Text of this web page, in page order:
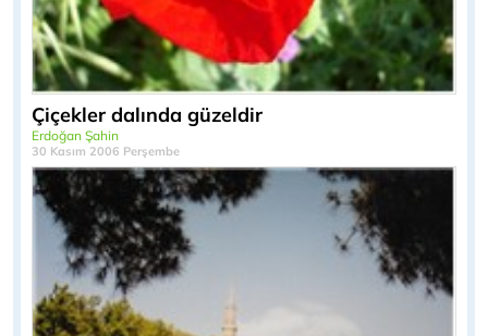
Çiçekler dalında güzeldir
Erdoğan Şahin
30 Kasım 2006 Perşembe